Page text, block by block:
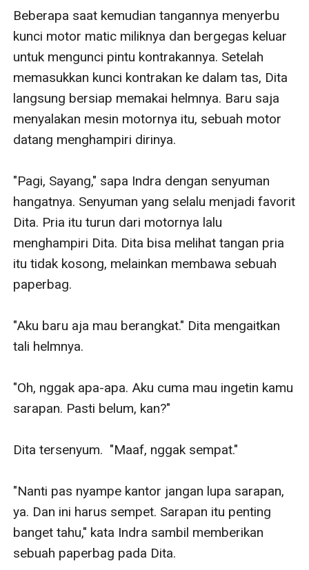
Beberapa saat kemudian tangannya menyerbu
kunci motor matic miliknya dan bergegas keluar
untuk mengunci pintu kontrakannya. Setelah
memasukkan kunci kontrakan ke dalam tas, Dita
langsung bersiap memakai helmnya. Baru saja
menyalakan mesin motornya itu, sebuah motor
datang menghampiri dirinya.
"Pagi, Sayang," sapa Indra dengan senyuman
hangatnya. Senyuman yang selalu menjadi favorit
Dita. Pria itu turun dari motornya lalu
menghampiri Dita. Dita bisa melihat tangan pria
itu tidak kosong, melainkan membawa sebuah
paperbag.
"Aku baru aja mau berangkat." Dita mengaitkan
tali helmnya.
"Oh, nggak apa-apa. Aku cuma mau ingetin kamu
sarapan. Pasti belum, kan?"
Dita tersenyum.  "Maaf, nggak sempat."
"Nanti pas nyampe kantor jangan lupa sarapan,
ya. Dan ini harus sempet. Sarapan itu penting
banget tahu," kata Indra sambil memberikan
sebuah paperbag pada Dita.